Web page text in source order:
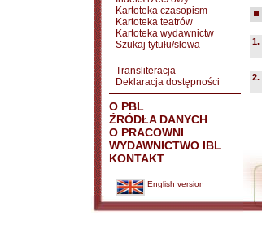
Kartoteka czasopism
Kartoteka teatrów
Kartoteka wydawnictw
Szukaj tytułu/słowa
Transliteracja
Deklaracja dostępności
O PBL
ŹRÓDŁA DANYCH
O PRACOWNI
WYDAWNICTWO IBL
KONTAKT
English version
1.
2.